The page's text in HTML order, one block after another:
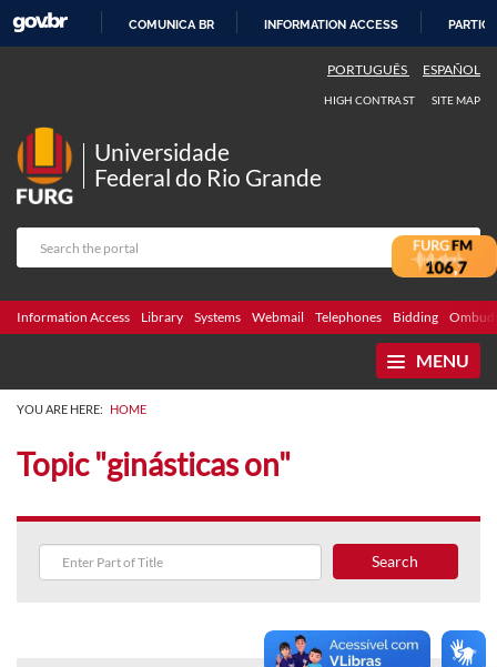
COMUNICA BR INFORMATION ACCESS
PORTUGUÊS ESPAÑOL
HIGH CONTRAST SITE MAP
Universidade
Federal do Rio Grande
Information Access Library Systems Webmail Telephones Bidding
MENU
YOU ARE HERE: HOME
Topic "ginásticas on"
Search